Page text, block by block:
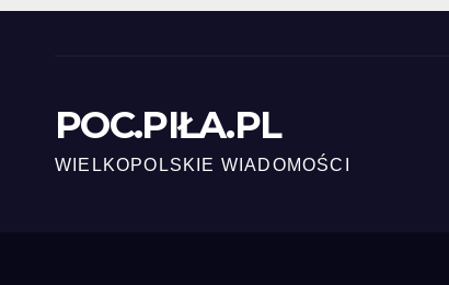
POC.PIŁA.PL
WIELKOPOLSKIE WIADOMOŚCI